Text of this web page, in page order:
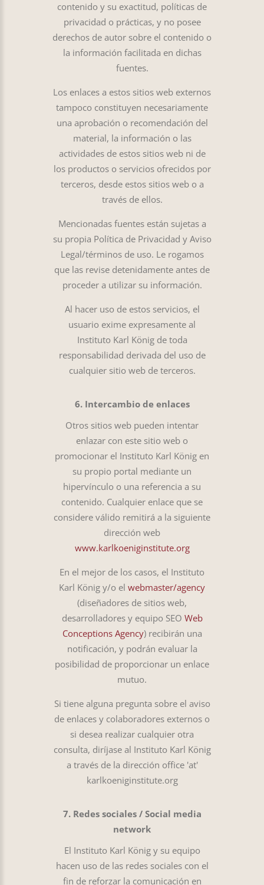
contenido y su exactitud, políticas de
privacidad o prácticas, y no posee
derechos de autor sobre el contenido o
la información facilitada en dichas
fuentes.
Los enlaces a estos sitios web externos
tampoco constituyen necesariamente
una aprobación o recomendación del
material, la información o las
actividades de estos sitios web ni de
los productos o servicios ofrecidos por
terceros, desde estos sitios web o a
través de ellos.
Mencionadas fuentes están sujetas a
su propia Política de Privacidad y Aviso
Legal/términos de uso. Le rogamos
que las revise detenidamente antes de
proceder a utilizar su información.
Al hacer uso de estos servicios, el
usuario exime expresamente al
Instituto Karl König de toda
responsabilidad derivada del uso de
cualquier sitio web de terceros.
6. Intercambio de enlaces
Otros sitios web pueden intentar
enlazar con este sitio web o
promocionar el Instituto Karl König en
su propio portal mediante un
hipervínculo o una referencia a su
contenido. Cualquier enlace que se
considere válido remitirá a la siguiente
dirección web
www.karlkoeniginstitute.org
En el mejor de los casos, el Instituto
Karl König y/o el webmaster/agency
(diseñadores de sitios web,
desarrolladores y equipo SEO Web
Conceptions Agency) recibirán una
notificación, y podrán evaluar la
posibilidad de proporcionar un enlace
mutuo.
Si tiene alguna pregunta sobre el aviso
de enlaces y colaboradores externos o
si desea realizar cualquier otra
consulta, diríjase al Instituto Karl König
a través de la dirección office 'at'
karlkoeniginstitute.org
7. Redes sociales / Social media
network
El Instituto Karl König y su equipo
hacen uso de las redes sociales con el
fin de reforzar la comunicación en